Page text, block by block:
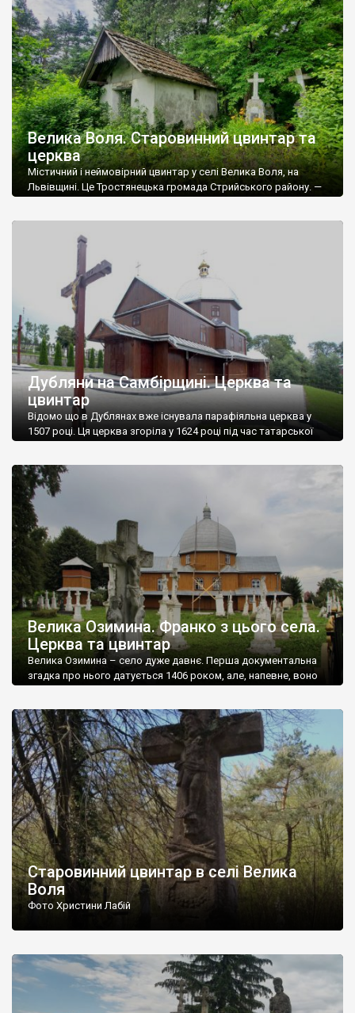
Велика Воля. Старовинний цвинтар та
церква
Містичний і неймовірний цвинтар у селі Велика Воля, на
Львівщині. Це Тростянецька громада Стрийського району. —
каменю. Подібність до хрестів із Демні велика, а відстань від
Демні до Великої Волі […]
Дубляни на Самбірщині. Церква та
цвинтар
Відомо що в Дублянах вже існувала парафіяльна церква у
1507 році. Ця церква згоріла у 1624 році під час татарської
ІІІ Собєського. У 1860 — 1863 роках замість неї зведено
теперішню дерев’яну церкву, за пароха Василя […]
Велика Озимина. Франко з цього села.
Церква та цвинтар
Велика Озимина – село дуже давнє. Перша документальна
згадка про нього датується 1406 роком, але, напевне, воно
занепало. Нині тут мешкає менше ніж 250 осіб. З цього села
батько, дід та прадід Івана Франка. Можна назвати це село […]
Старовинний цвинтар в селі Велика
Воля
Фото Христини Лабій